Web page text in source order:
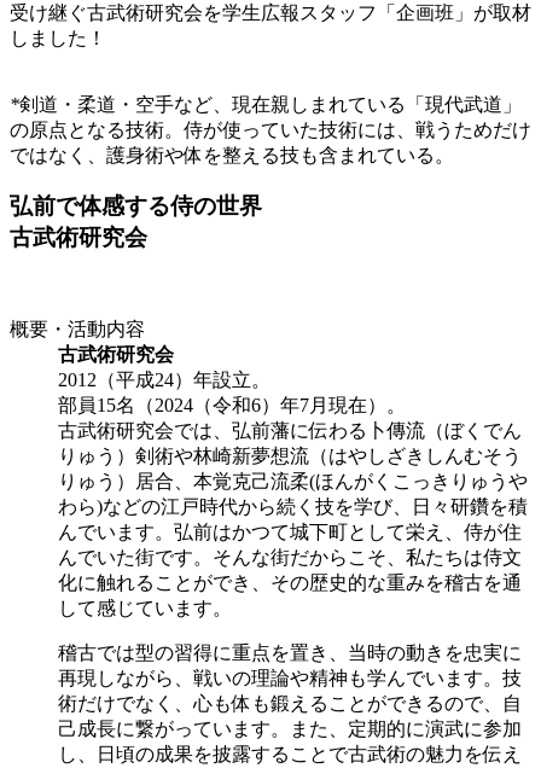
受け継ぐ古武術研究会を学生広報スタッフ「企画班」が取材
しました！
*剣道・柔道・空手など、現在親しまれている「現代武道」
の原点となる技術。侍が使っていた技術には、戦うためだけ
ではなく、護身術や体を整える技も含まれている。
弘前で体感する侍の世界
古武術研究会
概要・活動内容
古武術研究会
2012（平成24）年設立。
部員15名（2024（令和6）年7月現在）。
古武術研究会では、弘前藩に伝わる卜傳流（ぼくでん
りゅう）剣術や林崎新夢想流（はやしざきしんむそう
りゅう）居合、本覚克己流柔(ほんがくこっきりゅうや
わら)などの江戸時代から続く技を学び、日々研鑽を積
んでいます。弘前はかつて城下町として栄え、侍が住
んでいた街です。そんな街だからこそ、私たちは侍文
化に触れることができ、その歴史的な重みを稽古を通
して感じています。
稽古では型の習得に重点を置き、当時の動きを忠実に
再現しながら、戦いの理論や精神も学んでいます。技
術だけでなく、心も体も鍛えることができるので、自
己成長に繋がっています。また、定期的に演武に参加
し、日頃の成果を披露することで古武術の魅力を伝え